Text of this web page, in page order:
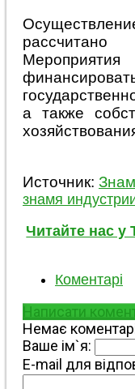
а также
Источник:
знамя
Читайте нас у
Коментарі
Написати
Немає
Ваше ім`я:
E-mail для